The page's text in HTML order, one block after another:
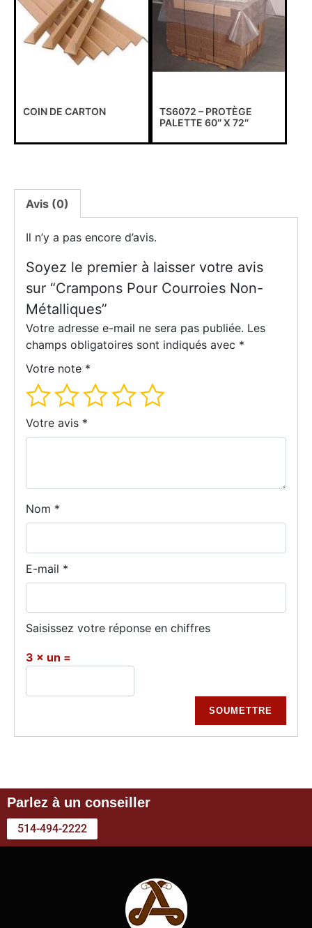
COIN DE CARTON
TS6072 – PROTÈGE
PALETTE 60″ X 72″
Avis (0)
Il n’y a pas encore d’avis.
Soyez le premier à laisser votre avis
sur “Crampons Pour Courroies Non-
Métalliques”
Votre adresse e-mail ne sera pas publiée. Les
champs obligatoires sont indiqués avec *
Votre note *
Votre avis *
Nom *
E-mail *
Saisissez votre réponse en chiffres
3 × un =
Parlez à un conseiller
514-494-2222